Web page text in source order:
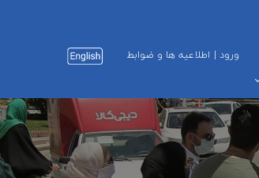
ورود | اطلاعیه ها و ضوابط